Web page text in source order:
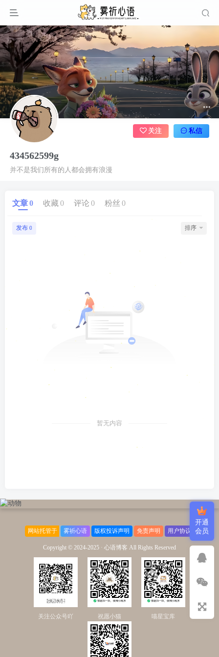
434562599g
并不是我们所有的人都会拥有浪漫
关注 私信
文章0 收藏 0 评论 0 粉丝 0
发布 0 排序
暂无内容
网站托管于 雾祈心语 版权投诉声明 免责声明 用户协议
Copyright © 2024-2025 · 心语博客 All Rights Reserved
关注公众号吖 祝愿小猫 喵星宝库
开通
会员